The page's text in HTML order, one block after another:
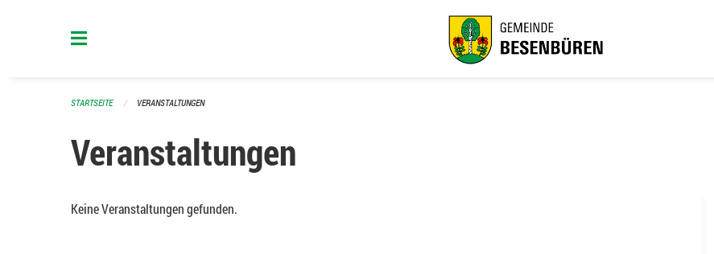
STARTSEITE VERANSTALTUNGEN
Veranstaltungen
Keine Veranstaltungen gefunden.